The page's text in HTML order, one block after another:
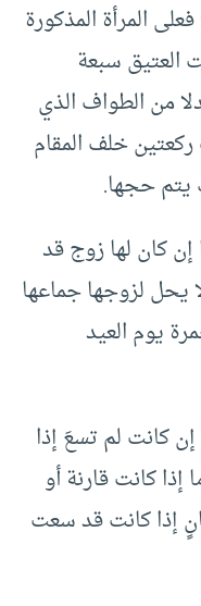
المرأة المذكورة
العتيق سبعة
من الطواف الذي
خلف المقام
يتم حجها.
إن كان لها زوج قد
يحل لزوجها جماعها
يوم العيد
كانت لم تسعَ إذا
كانت قارنة أو
إذا كانت قد سعت